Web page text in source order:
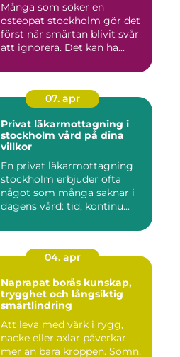
Många som söker en
osteopat stockholm gör det
först när smärtan blivit svår
att ignorera. Det kan ha...
07. apr
Privat läkarmottagning i
stockholm vård på dina
villkor
En privat läkarmottagning
stockholm erbjuder ofta
något som många saknar i
dagens vård: tid, kontinu...
04. apr
Naprapat borås kunskap,
trygghet och långsiktig
smärtlindring
Att leva med värk i rygg,
nacke eller axlar påverkar
mer än bara kroppen. Sömn,